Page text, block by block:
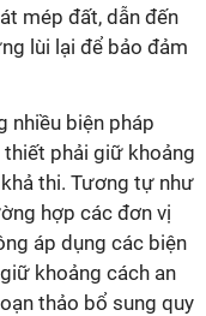
mép đất, dẫn đến
lùi lại để bảo đảm
nhiều biện pháp
phải giữ khoảng
thi. Tương tự như
hợp các đơn vị
áp dụng các biện
khoảng cách an
thảo bổ sung quy